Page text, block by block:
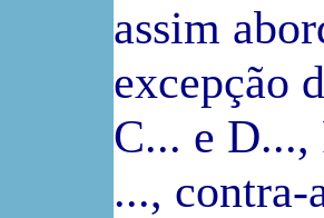
assim
excepção
C... e D...,
..., contra-